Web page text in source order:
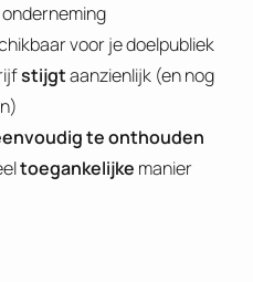
voor je doelpubliek
stijgtaanzienlijk (en nog
te onthouden
toegankelijke manier